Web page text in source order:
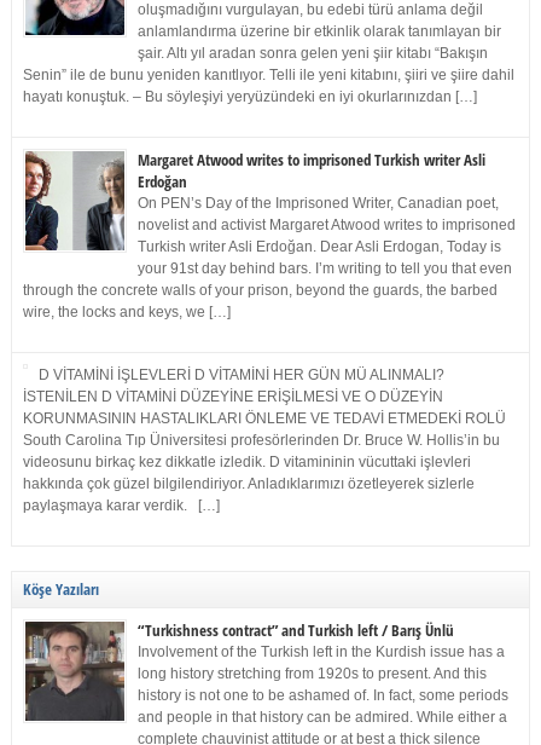
oluşmadığını vurgulayan, bu edebi türü anlama değil
anlamlandırma üzerine bir etkinlik olarak tanımlayan bir
şair. Altı yıl aradan sonra gelen yeni şiir kitabı “Bakışın
Senin” ile de bunu yeniden kanıtlıyor. Telli ile yeni kitabını, şiiri ve şiire dahil
hayatı konuştuk. – Bu söyleşiyi yeryüzündeki en iyi okurlarınızdan […]
Margaret Atwood writes to imprisoned Turkish writer Asli
Erdoğan
On PEN’s Day of the Imprisoned Writer, Canadian poet,
novelist and activist Margaret Atwood writes to imprisoned
Turkish writer Asli Erdoğan. Dear Asli Erdogan, Today is
your 91st day behind bars. I’m writing to tell you that even
through the concrete walls of your prison, beyond the guards, the barbed
wire, the locks and keys, we […]
D VİTAMİNİ İŞLEVLERİ D VİTAMİNİ HER GÜN MÜ ALINMALI?
İSTENİLEN D VİTAMİNİ DÜZEYİNE ERİŞİLMESİ VE O DÜZEYİN
KORUNMASININ HASTALIKLARI ÖNLEME VE TEDAVİ ETMEDEKİ ROLÜ
South Carolina Tıp Üniversitesi profesörlerinden Dr. Bruce W. Hollis’in bu
videosunu birkaç kez dikkatle izledik. D vitamininin vücuttaki işlevleri
hakkında çok güzel bilgilendiriyor. Anladıklarımızı özetleyerek sizlerle
paylaşmaya karar verdik. […]
Köşe Yazıları
“Turkishness contract” and Turkish left / Barış Ünlü
Involvement of the Turkish left in the Kurdish issue has a
long history stretching from 1920s to present. And this
history is not one to be ashamed of. In fact, some periods
and people in that history can be admired. While either a
complete chauvinist attitude or at best a thick silence